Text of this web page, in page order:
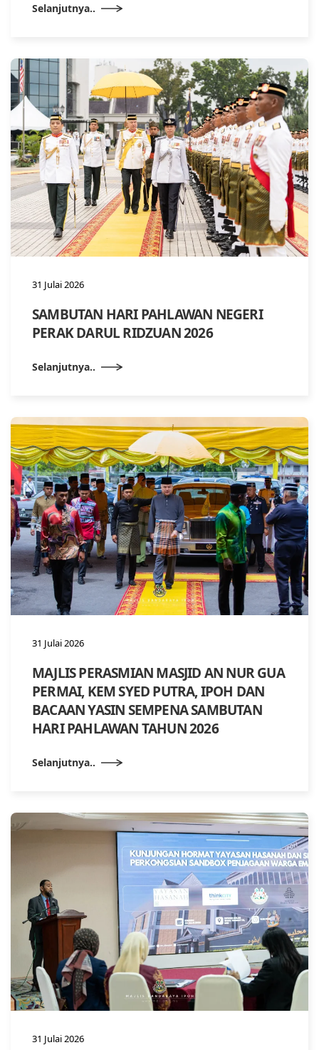
Selanjutnya..
31 Julai 2026
SAMBUTAN HARI PAHLAWAN NEGERI
PERAK DARUL RIDZUAN 2026
Selanjutnya..
31 Julai 2026
MAJLIS PERASMIAN MASJID AN NUR GUA
PERMAI, KEM SYED PUTRA, IPOH DAN
BACAAN YASIN SEMPENA SAMBUTAN
HARI PAHLAWAN TAHUN 2026
Selanjutnya..
31 Julai 2026